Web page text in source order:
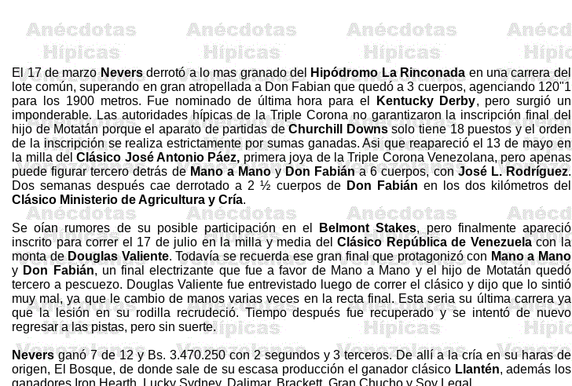
El 17 de marzoNeversderrotó a lo mas granado del Hipódromo La Rinconadaen una carrera del
lote común, superando en gran atropellada a Don Fabian que quedó a 3 cuerpos, agenciando 120"1
para los 1900 metros. Fue nominado de última hora para el Kentucky Derby, pero surgió un
imponderable. Las autoridades hípicas de la Triple Corona no garantizaron la inscripción final del
hijo de Motatán porque el aparato de partidas deChurchill Downssolo tiene 18 puestos y el orden
de la inscripción se realiza estrictamente por sumas ganadas. Asi que reapareció el 13 de mayo en
la milla delClásico José Antonio Páez, primera joya de la Triple Corona Venezolana, pero apenas
puede figurar tercero detrás de Mano a ManoyDon Fabiána 6 cuerpos, conJosé L. Rodríguez.
Dos semanas después cae derrotado a 2 ½ cuerpos de Don Fabián en los dos kilómetros del
Clásico Ministerio de Agricultura y Cría.
Se oían rumores de su posible participación en el Belmont Stakes, pero finalmente apareció
inscrito para correr el 17 de julio en la milla y media delClásico República de Venezuelacon la
monta deDouglasValiente. Todavía se recuerda ese gran final que protagonizó con Mano a Mano
y Don Fabián, un final electrizante que fue a favor de Mano a Mano y el hijo de Motatán quedó
tercero a pescuezo. Douglas Valiente fue entrevistado luego de correr el clásico y dijo que lo sintió
muy mal, ya que le cambio de manos varias veces en la recta final. Esta seria su última carrera ya
que la lesión en su rodilla recrudeció.Tiempo después fue recuperado y se intentó de nuevo
regresar a las pistas, pero sin suerte.
Neversganó 7 de 12 y Bs. 3.470.250 con 2 segundos y 3 terceros. De allí a la cría en su haras de
origen, El Bosque, de donde sale de su escasa producción el ganador clásico Llantén, además los
ganadores Iron Hearth Lucky Sydney, Dalimar, Brackett, Gran Chucho y Soy Legal.